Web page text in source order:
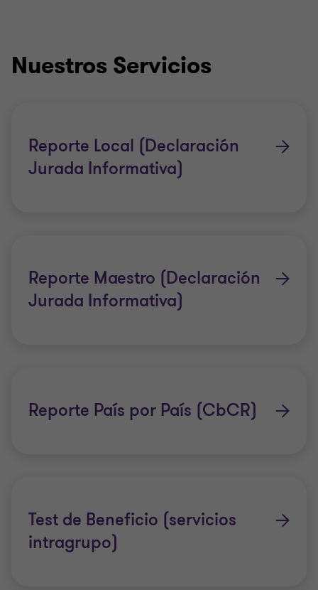
Nuestros Servicios
Reporte Local (Declaración
Jurada Informativa)
Reporte Maestro (Declaración
Jurada Informativa)
Reporte País por País (CbCR)
Test de Beneficio (servicios
intragrupo)